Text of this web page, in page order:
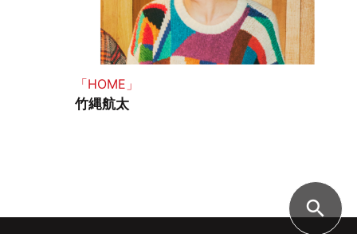
「HOME」
竹縄航太
search